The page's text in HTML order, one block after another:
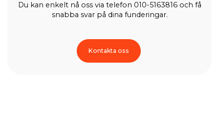
Du kan enkelt nå oss via telefon 010-5163816 och få
snabba svar på dina funderingar.
Kontakta oss